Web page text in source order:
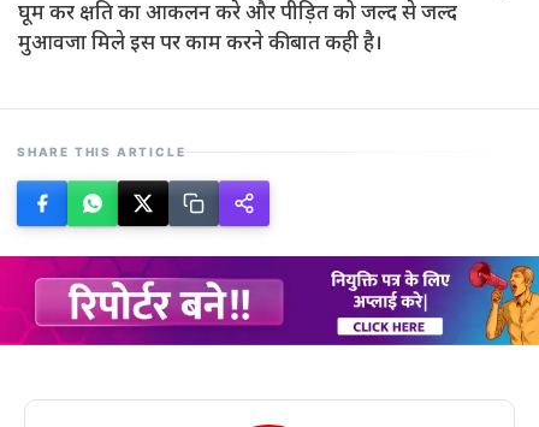
घूम कर क्षति का आकलन करे और पीड़ित को जल्द से जल्द
मुआवजा मिले इस पर काम करने की बात कही है।
SHARE THIS ARTICLE